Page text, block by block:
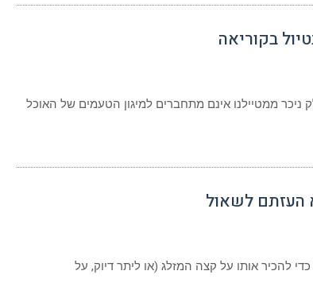
ניכר ממטיילנו אינם מתחברים למיגון הטעמים של האוכל
העזתם לשאול
להכיר אותו על קצה המזלג (או ליתר דיוק, על